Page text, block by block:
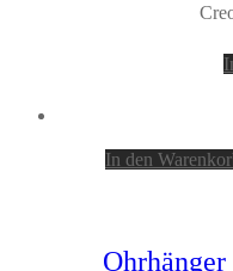
In den